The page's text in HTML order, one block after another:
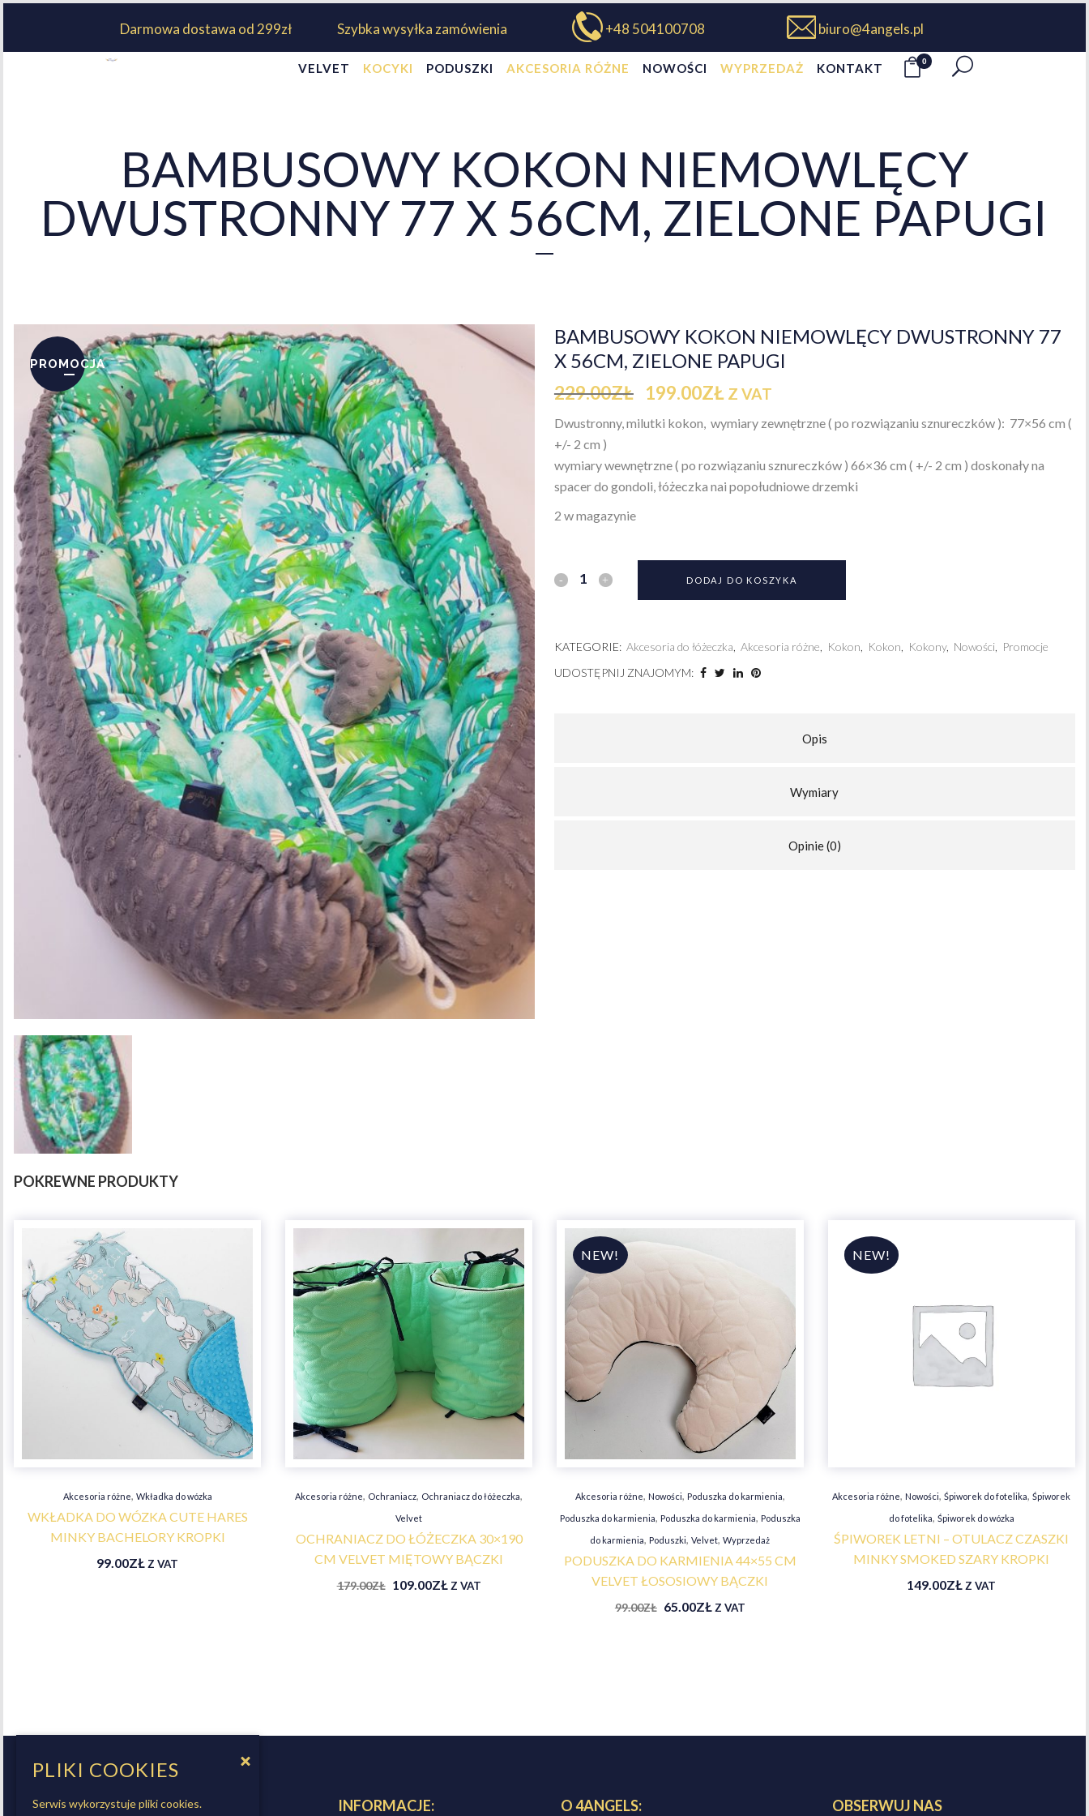
Darmowa dostawa od 299zł Szybka wysyłka zamówienia +48 504100708 biuro@4angels.pl
0
VELVET KOCYKI PODUSZKI AKCESORIA RÓŻNE NOWOŚCI WYPRZEDAŻ KONTAKT
BAMBUSOWY KOKON NIEMOWLĘCY
DWUSTRONNY 77 X 56CM, ZIELONE PAPUGI
PROMOCJA
BAMBUSOWY KOKON NIEMOWLĘCY DWUSTRONNY 77
X 56CM, ZIELONE PAPUGI
229.00ZŁ 199.00ZŁ Z VAT
Dwustronny, milutki kokon, wymiary zewnętrzne ( po rozwiązaniu sznureczków ): 77×56 cm (
+/- 2 cm )
wymiary wewnętrzne ( po rozwiązaniu sznureczków ) 66×36 cm ( +/- 2 cm ) doskonały na
spacer do gondoli, łóżeczka nai popołudniowe drzemki
2 w magazynie
DODAJ DO KOSZYKA
KATEGORIE: Akcesoria do łóżeczka Akcesoria różne Kokon Kokon Kokony, Nowości,
Promocje
UDOSTĘPNIJ ZNAJOMYM:
Opis
Wymiary
Opinie (0)
POKREWNE PRODUKTY
Akcesoria różne, Wkładka do wózka
WKŁADKA DO WÓZKA CUTE HARES
MINKY BACHELORY KROPKI
99.00ZŁ Z VAT
Akcesoria różne, Ochraniacz, Ochraniacz do łóżeczka,
Velvet
OCHRANIACZ DO ŁÓŻECZKA 30×190
CM VELVET MIĘTOWY BĄCZKI
179.00ZŁ 109.00ZŁ Z VAT
Akcesoria różne, Nowości, Poduszka do karmienia,
Poduszka do karmienia, Poduszka do karmienia, Poduszka
do karmienia, Poduszki,Velvet,Wyprzedaż
PODUSZKA DO KARMIENIA 44×55 CM
VELVET ŁOSOSIOWY BĄCZKI
99.00ZŁ 65.00ZŁ Z VAT
Akcesoria różne, Nowości,Śpiworek do fotelika,Śpiworek
do fotelika, Śpiworek do wózka
ŚPIWOREK LETNI – OTULACZ CZASZKI
MINKY SMOKED SZARY KROPKI
149.00ZŁ Z VAT
ZAKUPY: INFORMACJE: O 4ANGELS: OBSERWUJ NAS
PLIKI COOKIES
Serwis wykorzystuje pliki cookies.